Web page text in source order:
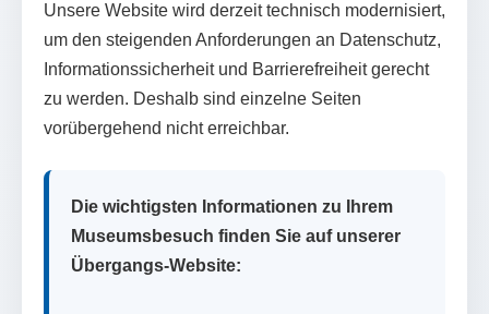
Unsere Website wird derzeit technisch modernisiert,
um den steigenden Anforderungen an Datenschutz,
Informationssicherheit und Barrierefreiheit gerecht
zu werden. Deshalb sind einzelne Seiten
vorübergehend nicht erreichbar.
Die wichtigsten Informationen zu Ihrem
Museumsbesuch finden Sie auf unserer
Übergangs-Website: